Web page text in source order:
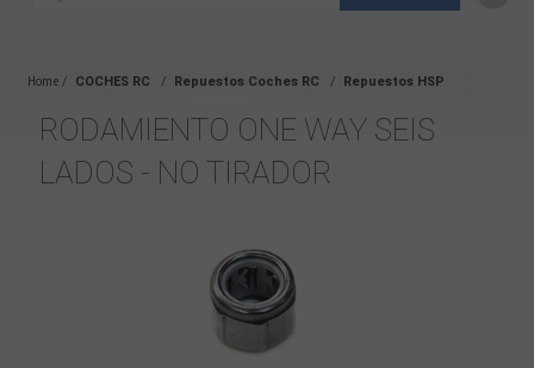
Home COCHES RC Repuestos Coches RC Repuestos HSP
RODAMIENTO ONE WAY SEIS
LADOS - NO TIRADOR